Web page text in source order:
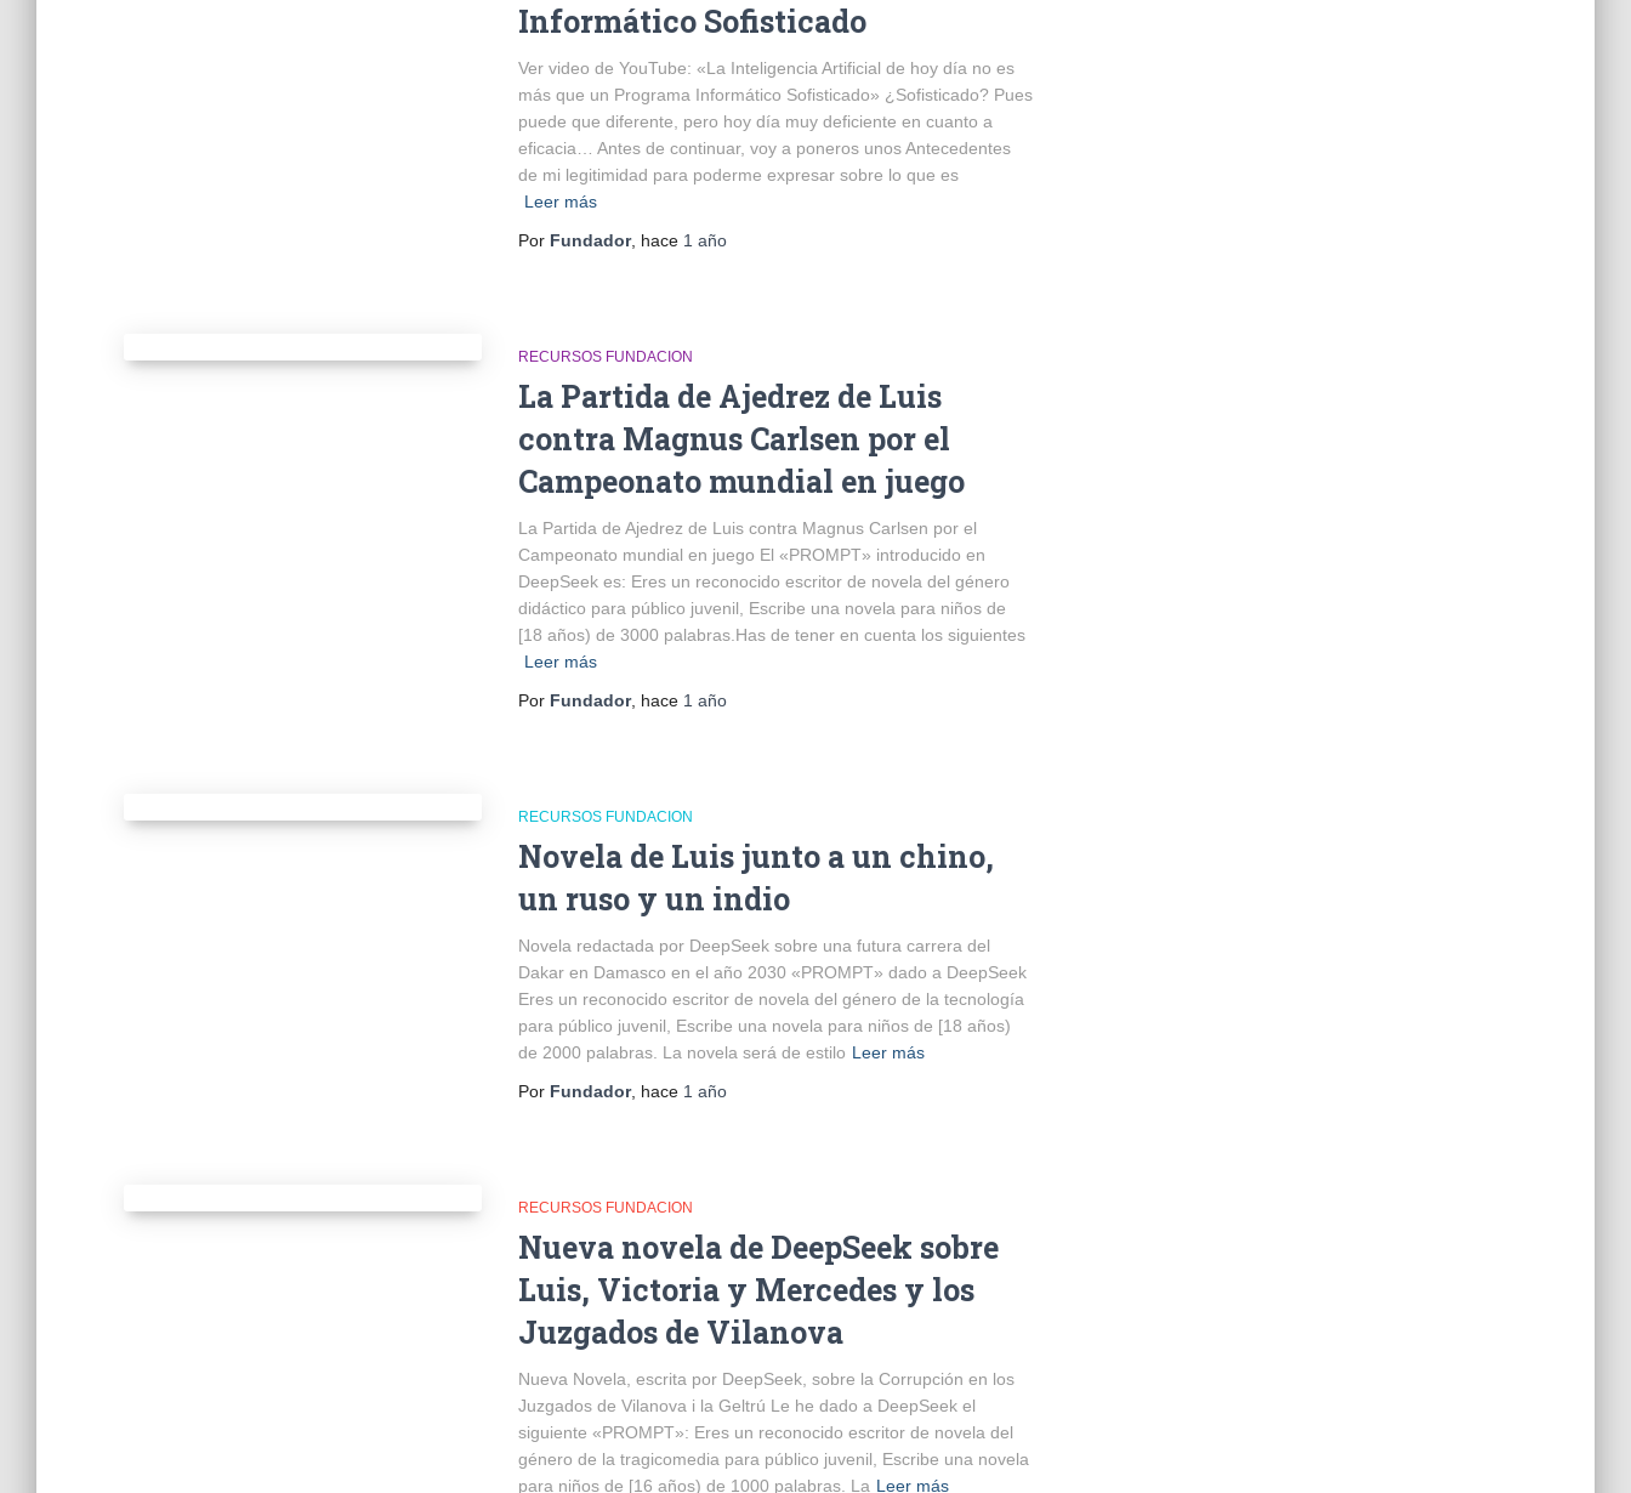
Informático Sofisticado
Ver video de YouTube: «La Inteligencia Artificial de hoy día no es
más que un Programa Informático Sofisticado» ¿Sofisticado? Pues
puede que diferente, pero hoy día muy deficiente en cuanto a
eficacia… Antes de continuar, voy a poneros unos Antecedentes
de mi legitimidad para poderme expresar sobre lo que es
Leer más
Por Fundador, hace 1 año
RECURSOS FUNDACION
La Partida de Ajedrez de Luis
contra Magnus Carlsen por el
Campeonato mundial en juego
La Partida de Ajedrez de Luis contra Magnus Carlsen por el
Campeonato mundial en juego El «PROMPT» introducido en
DeepSeek es: Eres un reconocido escritor de novela del género
didáctico para público juvenil, Escribe una novela para niños de
[18 años) de 3000 palabras.Has de tener en cuenta los siguientes
Leer más
Por Fundador, hace 1 año
RECURSOS FUNDACION
Novela de Luis junto a un chino,
un ruso y un indio
Novela redactada por DeepSeek sobre una futura carrera del
Dakar en Damasco en el año 2030 «PROMPT» dado a DeepSeek
Eres un reconocido escritor de novela del género de la tecnología
para público juvenil, Escribe una novela para niños de [18 años)
de 2000 palabras. La novela será de estilo Leer más
Por Fundador, hace 1 año
RECURSOS FUNDACION
Nueva novela de DeepSeek sobre
Luis, Victoria y Mercedes y los
Juzgados de Vilanova
Nueva Novela, escrita por DeepSeek, sobre la Corrupción en los
Juzgados de Vilanova i la Geltrú Le he dado a DeepSeek el
siguiente «PROMPT»: Eres un reconocido escritor de novela del
género de la tragicomedia para público juvenil, Escribe una novela
para niños de [16 años) de 1000 palabras. La Leer más